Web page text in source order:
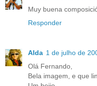
Muy buena
Responder
Alda 1 de julho de
Olá Fernando,
Bela imagem, e que